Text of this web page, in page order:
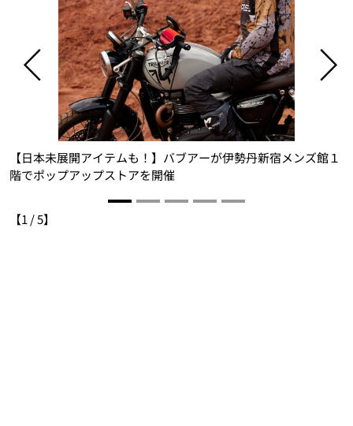
【日本未展開アイテムも！】バブアーが伊勢丹新宿メンズ館１
階でポップアップストアを開催
【1 /5】